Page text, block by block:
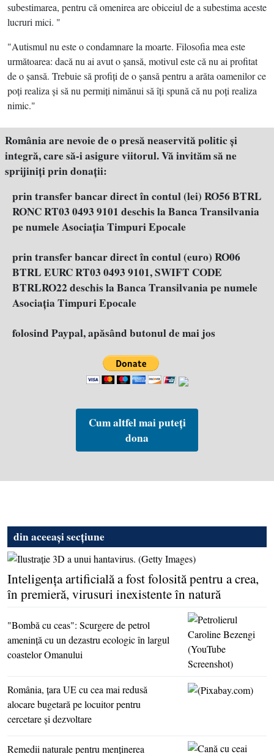
subestimarea, pentru că omenirea are obiceiul de a subestima aceste
lucruri mici. "
"Autismul nu este o condamnare la moarte. Filosofia mea este
următoarea: dacă nu ai avut o şansă, motivul este că nu ai profitat
de o şansă. Trebuie să profiţi de o şansă pentru a arăta oamenilor ce
poţi realiza şi să nu permiţi nimănui să îţi spună că nu poţi realiza
nimic."
România are nevoie de o presă neaservită politic şi
integră, care să-i asigure viitorul. Vă invităm să ne
sprijiniţi prin donaţii:
prin transfer bancar direct în contul (lei) RO56 BTRL
RONC RT03 0493 9101 deschis la Banca Transilvania
pe numele Asociația Timpuri Epocale
prin transfer bancar direct în contul (euro) RO06
BTRL EURC RT03 0493 9101, SWIFT CODE
BTRLRO22 deschis la Banca Transilvania pe numele
Asociația Timpuri Epocale
folosind Paypal, apăsând butonul de mai jos
Cum altfel mai puteți
dona
din aceeași secțiune
Inteligenţa artificială a fost folosită pentru a crea,
în premieră, virusuri inexistente în natură
"Bombă cu ceas": Scurgere de petrol
ameninţă cu un dezastru ecologic în largul
coastelor Omanului
România, ţara UE cu cea mai redusă
alocare bugetară pe locuitor pentru
cercetare şi dezvoltare
Remedii naturale pentru menţinerea